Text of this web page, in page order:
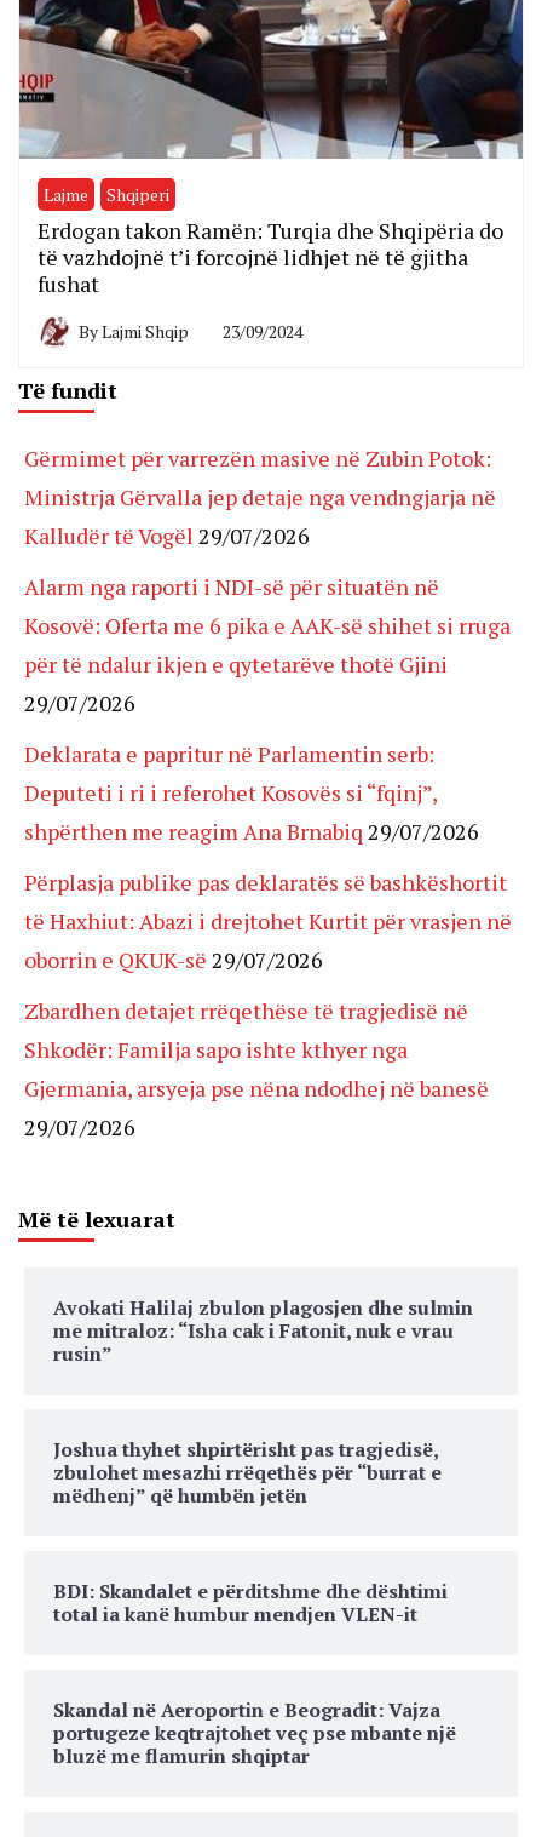
Lajme Shqiperi
Erdogan takon Ramën: Turqia dhe Shqipëria do
të vazhdojnë t’i forcojnë lidhjet në të gjitha
fushat
ByLajmi Shqip 23/09/2024
Të fundit
Gërmimet për varrezën masive në Zubin Potok:
Ministrja Gërvalla jep detaje nga vendngjarja në
Kalludër të Vogël 29/07/2026
Alarm nga raporti i NDI-së për situatën në
Kosovë: Oferta me 6 pika e AAK-së shihet si rruga
për të ndalur ikjen e qytetarëve thotë Gjini
29/07/2026
Deklarata e papritur në Parlamentin serb:
Deputeti i ri i referohet Kosovës si “fqinj”,
shpërthen me reagim Ana Brnabiq 29/07/2026
Përplasja publike pas deklaratës së bashkëshortit
të Haxhiut: Abazi i drejtohet Kurtit për vrasjen në
oborrin e QKUK-së 29/07/2026
Zbardhen detajet rrëqethëse të tragjedisë në
Shkodër: Familja sapo ishte kthyer nga
Gjermania, arsyeja pse nëna ndodhej në banesë
29/07/2026
Më të lexuarat
Avokati Halilaj zbulon plagosjen dhe sulmin
me mitraloz: “Isha cak i Fatonit, nuk e vrau
rusin”
Joshua thyhet shpirtërisht pas tragjedisë,
zbulohet mesazhi rrëqethës për “burrat e
mëdhenj” që humbën jetën
BDI: Skandalet e përditshme dhe dështimi
total ia kanë humbur mendjen VLEN-it
Skandal në Aeroportin e Beogradit: Vajza
portugeze keqtrajtohet veç pse mbante një
bluzë me flamurin shqiptar